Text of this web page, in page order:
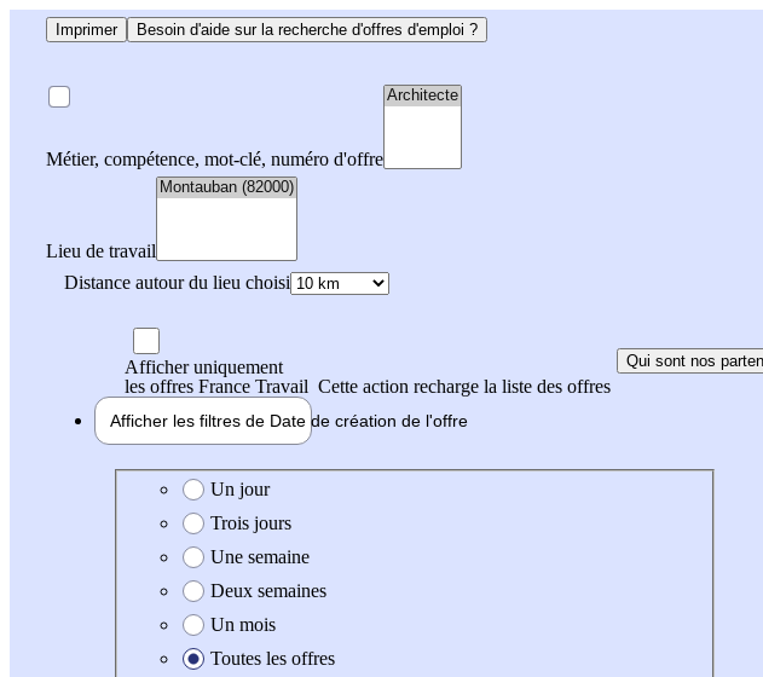
Imprimer Besoin d'aide sur la recherche d'offres d'emploi ?
Métier, compétence, mot-clé, numéro d'offre
Lieu de travail
Distance autour du lieu choisi
Afficher uniquement
les offres France Travail Cette action recharge la liste des offres
Qui sont nos
Afficher les filtres de Date de création de l'offre
Date de création de l'offre
Un jour
Trois jours
Une semaine
Deux semaines
Un mois
Toutes les offres